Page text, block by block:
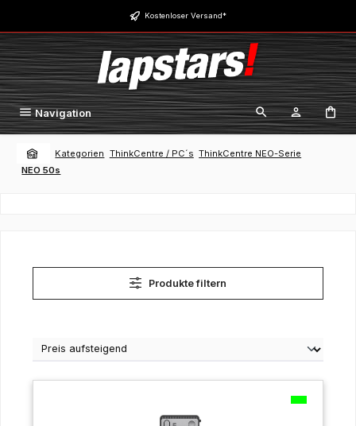
Zum Hauptinhalt springen Kostenloser Versand*
Navigation
Kategorien ThinkCentre / PC´s ThinkCentre NEO-Serie
NEO 50s
Produkte filtern